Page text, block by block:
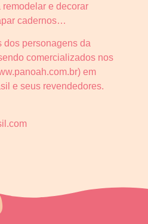
e decorar
cadernos…
dos personagens da
comercializados nos
em
e seus revendedores.